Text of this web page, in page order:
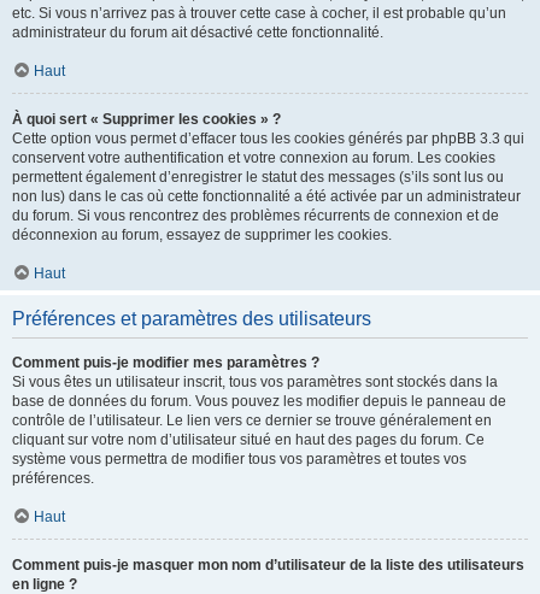
etc. Si vous n’arrivez pas à trouver cette case à cocher, il est probable qu’un
administrateur du forum ait désactivé cette fonctionnalité.
Haut
À quoi sert « Supprimer les cookies » ?
Cette option vous permet d’effacer tous les cookies générés par phpBB 3.3 qui
conservent votre authentification et votre connexion au forum. Les cookies
permettent également d’enregistrer le statut des messages (s’ils sont lus ou
non lus) dans le cas où cette fonctionnalité a été activée par un administrateur
du forum. Si vous rencontrez des problèmes récurrents de connexion et de
déconnexion au forum, essayez de supprimer les cookies.
Haut
Préférences et paramètres des utilisateurs
Comment puis-je modifier mes paramètres ?
Si vous êtes un utilisateur inscrit, tous vos paramètres sont stockés dans la
base de données du forum. Vous pouvez les modifier depuis le panneau de
contrôle de l’utilisateur. Le lien vers ce dernier se trouve généralement en
cliquant sur votre nom d’utilisateur situé en haut des pages du forum. Ce
système vous permettra de modifier tous vos paramètres et toutes vos
préférences.
Haut
Comment puis-je masquer mon nom d’utilisateur de la liste des utilisateurs
en ligne ?